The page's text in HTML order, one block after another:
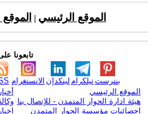
الموقع الرئيسي
تابعونا
الانستغرام لينكدإن تيلكرامبنترست
الموقع الرئيسي
هيئة ادارة الحوار المتمدن - للإتصال بنا
إحصائيات مؤسسة الحوار المتمدن